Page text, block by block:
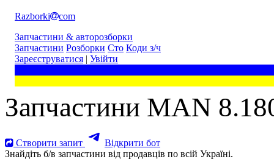
Razborki
com
Запчастини & авторозборки
Запчастини Розборки Сто Коди з/ч
Зареєструватися | Увійти
Запчастини MAN
Створити запит
Відкрити бот
Знайдіть б/в запчастини від продавців по всій Україні.